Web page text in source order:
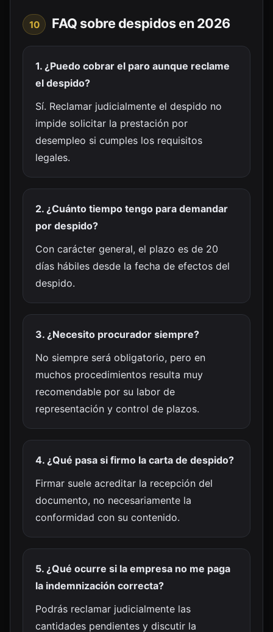
10 FAQ sobre despidos en 2026
1. ¿Puedo cobrar el paro aunque reclame
el despido?
Sí. Reclamar judicialmente el despido no
impide solicitar la prestación por
desempleo si cumples los requisitos
legales.
2. ¿Cuánto tiempo tengo para demandar
por despido?
Con carácter general, el plazo es de 20
días hábiles desde la fecha de efectos del
despido.
3. ¿Necesito procurador siempre?
No siempre será obligatorio, pero en
muchos procedimientos resulta muy
recomendable por su labor de
representación y control de plazos.
4. ¿Qué pasa si firmo la carta de despido?
Firmar suele acreditar la recepción del
documento, no necesariamente la
conformidad con su contenido.
5. ¿Qué ocurre si la empresa no me paga
la indemnización correcta?
Podrás reclamar judicialmente las
cantidades pendientes y discutir la